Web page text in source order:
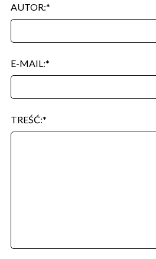
AUTOR:
E-MAIL:
TREŚĆ: